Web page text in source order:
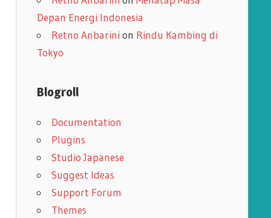
Depan Energi Indonesia
Retno Anbarini on Rindu Kambing di
Tokyo
Blogroll
Documentation
Plugins
Studio Japanese
Suggest Ideas
Support Forum
Themes